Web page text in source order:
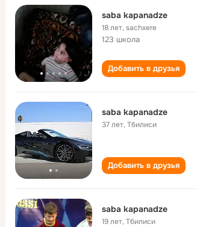
saba kapanadze
18 лет,sachxere
123 школа
Добавить в друзья
saba kapanadze
37 лет,Тбилиси
Добавить в друзья
saba kapanadze
19 лет,Тбилиси